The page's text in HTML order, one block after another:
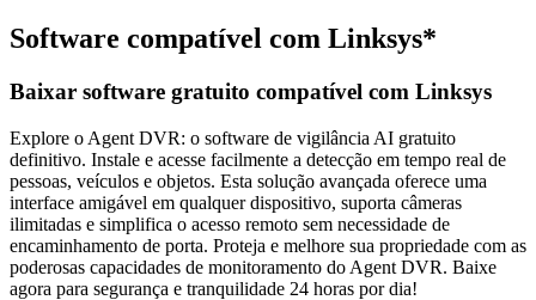
Software compatível com Linksys*
Baixar software gratuito compatível com Linksys
Explore o Agent DVR: o software de vigilância AI gratuito
definitivo. Instale e acesse facilmente a detecção em tempo real de
pessoas, veículos e objetos. Esta solução avançada oferece uma
interface amigável em qualquer dispositivo, suporta câmeras
ilimitadas e simplifica o acesso remoto sem necessidade de
encaminhamento de porta. Proteja e melhore sua propriedade com as
poderosas capacidades de monitoramento do Agent DVR. Baixe
agora para segurança e tranquilidade 24 horas por dia!